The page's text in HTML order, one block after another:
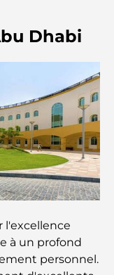
Legends
arabes unis :
modernes
divertissement et
: un guide
Dhabi
l'excellence
à un profond
personnel.